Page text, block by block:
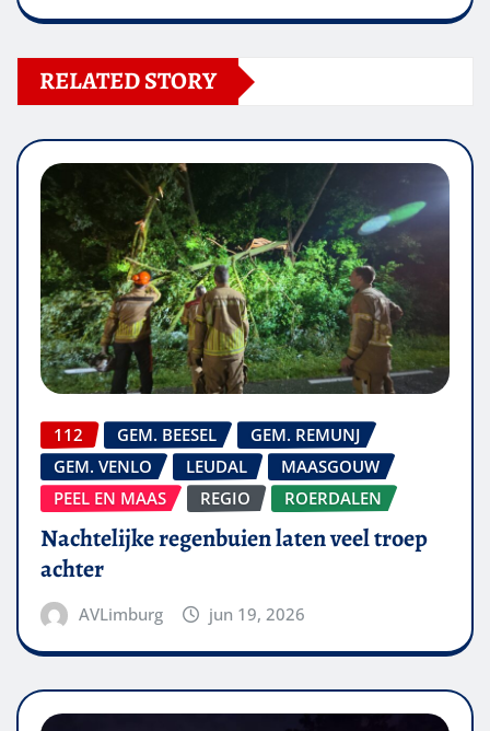
RELATED STORY
112 GEM. BEESEL
GEM. REMUNJ
GEM. VENLO
LEUDAL
MAASGOUW
PEEL EN MAAS
REGIO ROERDALEN
Nachtelijke regenbuien laten veel troep
achter
AVLimburg jun 19, 2026